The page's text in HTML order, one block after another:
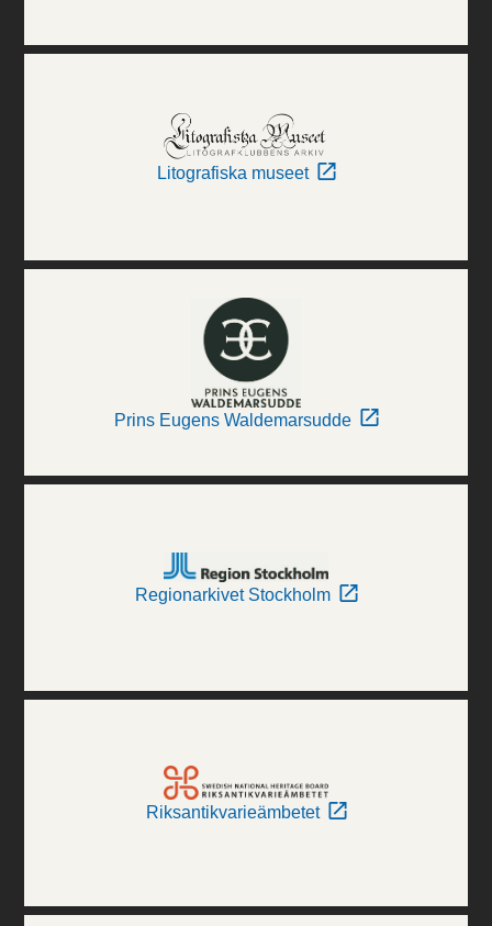
Litografiska museet
Prins Eugens Waldemarsudde
Regionarkivet Stockholm
Riksantikvarieämbetet